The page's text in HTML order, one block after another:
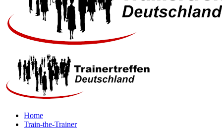
Home
Train-the-Trainer